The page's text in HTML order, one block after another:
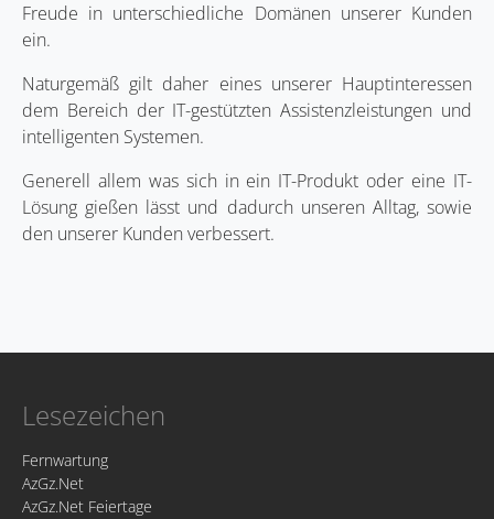
Freude in unterschiedliche Domänen unserer Kunden
ein.
Naturgemäß gilt daher eines unserer Hauptinteressen
dem Bereich der IT-gestützten Assistenzleistungen und
intelligenten Systemen.
Generell allem was sich in ein IT-Produkt oder eine IT-
Lösung gießen lässt und dadurch unseren Alltag, sowie
den unserer Kunden verbessert.
Lesezeichen
Fernwartung
AzGz.Net
AzGz.Net Feiertage